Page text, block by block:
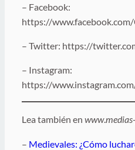
– Facebook:
https://
– Twitter: https://
– Instagram:
https://
Lea también en www.
– Medievales: ¿Cómo